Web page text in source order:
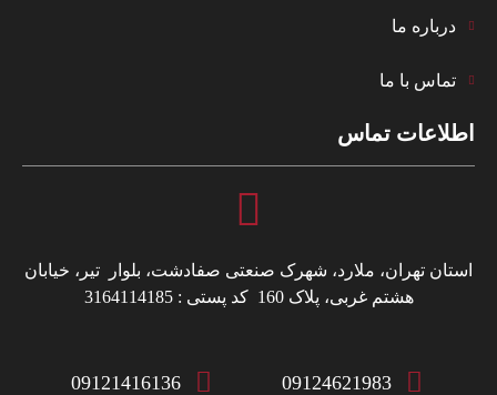
درباره ما
تماس با ما
اطلاعات تماس
استان تهران، ملارد، شهرک صنعتی صفادشت، بلوار تیر، خیابان
هشتم غربی، پلاک 160 کد پستی : 3164114185
09124621983
09121416136